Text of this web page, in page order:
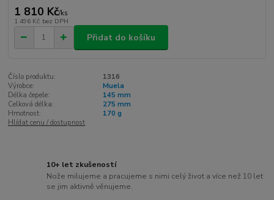
1 810 Kč/ks
1 496 Kč bez DPH
Přidat do košíku
Číslo produktu:
1316
Výrobce:
Muela
Délka čepele:
145 mm
Celková délka:
275 mm
Hmotnost:
170 g
Hlídat cenu / dostupnost
10+ let zkušeností
Nože milujeme a pracujeme s nimi celý život a více než 10 let
se jim aktivně věnujeme.